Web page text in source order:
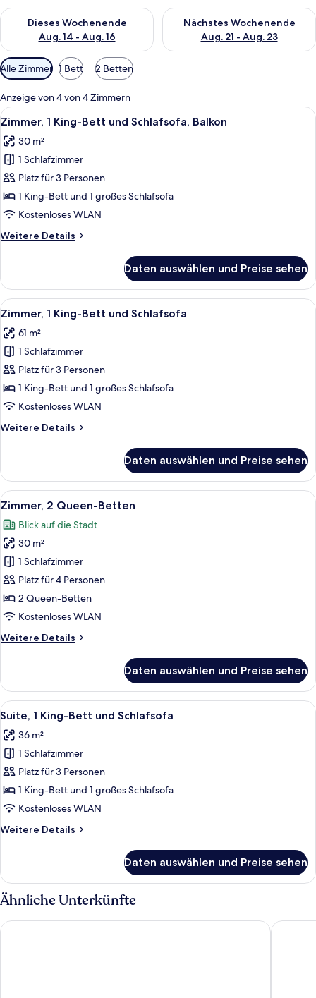
Dieses Wochenende
Aug. 14 - Aug. 16
Überprüfe die Verfügbarkeit für dieses Wochenende, Aug. 14
Nächstes Wochenende
Aug. 21 - Aug. 23
Überprüfe die Verfügbarkeit
Verfügbare
Filter
für
Zimmer
Alle Zimmer 1 Bett 2 Betten
Anzeige von 4 von 4 Zimmern
Alle
Fotos
für
Zimmer,
1 King-
Bett
und
Balkon
Ein Hotelzimmer mit einem großen
4
Zimmer, 1 King-Bett und Schlafsofa, Balkon
30 m²
1 Schlafzimmer
Platz für 3 Personen
1 King-Bett und 1 großes Schlafsofa
Kostenloses WLAN
Weitere Details
Weitere
1 King-
Bett
und
Balkon
Daten auswählen und Preise sehen
Alle
Fotos
für
Zimmer,
1 King-
Bett
und
anzeigen
Ein modernes Hotelzimmer mit
5
Zimmer, 1 King-Bett und Schlafsofa
61 m²
1 Schlafzimmer
Platz für 3 Personen
1 King-Bett und 1 großes Schlafsofa
Kostenloses WLAN
Weitere Details
Weitere
1 King-
Bett
und
Daten auswählen und Preise sehen
Alle
Fotos
für
Zimmer,
2 Queen-
Betten
anzeigen
Ein Hotelzimmer mit zwei Betten,
5
Zimmer, 2 Queen-Betten
Blick auf die Stadt
30 m²
1 Schlafzimmer
Platz für 4 Personen
2 Queen-Betten
Kostenloses WLAN
Weitere Details
Weitere
2 Queen-
Betten
Daten auswählen und Preise sehen
Alle
Fotos
für
Suite,
1 King-
Bett
und
anzeigen
Ein modernes Hotelzimmer mit einer
3
Suite, 1 King-Bett und Schlafsofa
36 m²
1 Schlafzimmer
Platz für 3 Personen
1 King-Bett und 1 großes Schlafsofa
Kostenloses WLAN
Weitere Details
Weitere
1 King-
Bett
und
Daten auswählen und Preise sehen
Ähnliche Unterkünfte
S Hotel Kingston ROK